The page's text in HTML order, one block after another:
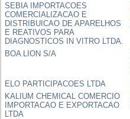
SEBIA IMPORTACOES
COMERCIALIZACAO E
DISTRIBUICAO DE APARELHOS
E REATIVOS PARA
DIAGNOSTICOS IN VITRO LTDA.
BOA LION S/A
ELO PARTICIPACOES LTDA
KALIUM CHEMICAL COMERCIO
IMPORTACAO E EXPORTACAO
LTDA